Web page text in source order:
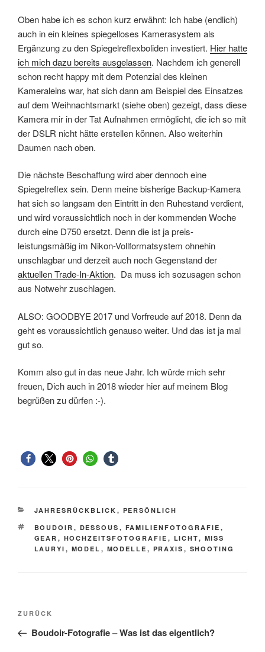
Oben habe ich es schon kurz erwähnt: Ich habe (endlich)
auch in ein kleines spiegelloses Kamerasystem als
Ergänzung zu den Spiegelreflexboliden investiert. Hier hatte
ich mich dazu bereits ausgelassen. Nachdem ich generell
schon recht happy mit dem Potenzial des kleinen
Kameraleins war, hat sich dann am Beispiel des Einsatzes
auf dem Weihnachtsmarkt (siehe oben) gezeigt, dass diese
Kamera mir in der Tat Aufnahmen ermöglicht, die ich so mit
der DSLR nicht hätte erstellen können. Also weiterhin
Daumen nach oben.
Die nächste Beschaffung wird aber dennoch eine
Spiegelreflex sein. Denn meine bisherige Backup-Kamera
hat sich so langsam den Eintritt in den Ruhestand verdient,
und wird voraussichtlich noch in der kommenden Woche
durch eine D750 ersetzt. Denn die ist ja preis-
leistungsmäßig im Nikon-Vollformatsystem ohnehin
unschlagbar und derzeit auch noch Gegenstand der
aktuellen Trade-In-Aktion. Da muss ich sozusagen schon
aus Notwehr zuschlagen.
ALSO: GOODBYE 2017 und Vorfreude auf 2018. Denn da
geht es voraussichtlich genauso weiter. Und das ist ja mal
gut so.
Komm also gut in das neue Jahr. Ich würde mich sehr
freuen, Dich auch in 2018 wieder hier auf meinem Blog
begrüßen zu dürfen :-).
KATEGORIEN
JAHRESRÜCKBLICK , PERSÖNLICH
SCHLAGWÖRTER
BOUDOIR , DESSOUS , FAMILIENFOTOGRAFIE ,
GEAR , HOCHZEITSFOTOGRAFIE , LICHT, MISS
LAURYI , MODEL , MODELLE , PRAXIS , SHOOTING
Beitragsnavigation
Vorheriger
Beitrag
ZURÜCK
Boudoir-Fotografie – Was ist das eigentlich?